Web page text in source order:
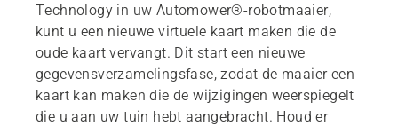
Technology in uw Automower®-robotmaaier,
kunt u een nieuwe virtuele kaart maken die de
oude kaart vervangt. Dit start een nieuwe
gegevensverzamelingsfase, zodat de maaier een
kaart kan maken die de wijzigingen weerspiegelt
die u aan uw tuin hebt aangebracht. Houd er